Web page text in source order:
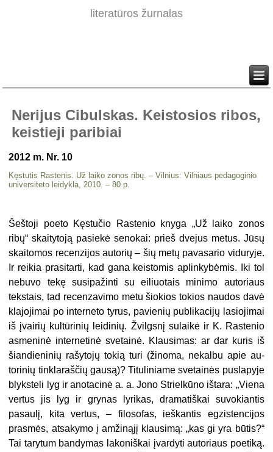
literatūros žurnalas
Nerijus Cibulskas. Keistosios ribos,
keistieji paribiai
2012 m. Nr. 10
Kęstutis Rastenis. Už laiko zonos ribų. – Vilnius: Vilniaus pedagoginio
univer­siteto leidykla, 2010. – 80 p.
Šeštoji poeto Kęstučio Rastenio knyga „Už laiko zonos
ribų“ skaitytoją pasiekė senokai: prieš dvejus metus. Jūsų
skaitomos recenzijos autorių – šių metų pavasario viduryje.
Ir reikia prasitarti, kad gana keistomis aplin­kybėmis. Iki tol
nebuvo tekę susipa­žinti su eiliuotais minimo autoriaus
tekstais, tad recenzavimo metu šiokios tokios naudos davė
klajojimai po interneto tyrus, pavienių publikacijų lasiojimai
iš įvairių kultūrinių leidinių. Žvilgsnį sulaikė ir K. Rastenio
asme­ninė internetinė svetainė. Klausimas: ar dar kuris iš
šiandieninių rašytojų tokią turi (žinoma, nekalbu apie au­
torinių tinklaraščių gausą)? Titulinia­me svetainės puslapyje
blyksteli lyg ir anotacinė a. a. Jono Strielkūno ištara: „Viena
vertus jis lyg ir grynas lyrikas, dramatiškai suvokiantis
pasaulį, kita vertus, – filosofas, ieškantis egzistenci­jos
prasmės, atsakymo į amžinąjį klausimą: „kas gi yra būtis?“
Tai tary­tum bandymas lakoniškai įvardyti au­toriaus poetiką.